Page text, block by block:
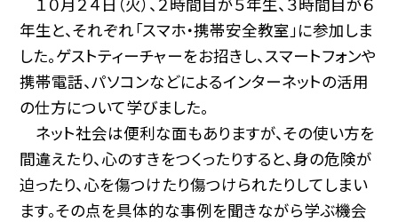
年生と、それぞれ「スマホ・携帯安全教室」に参加しま
した。ゲストティーチャーをお招きし、スマートフォンや
携帯電話、パソコンなどによるインターネットの活用
の仕方について学びました。
ネット社会は便利な面もありますが、その使い方を
間違えたり、心のすきをつくったりすると、身の危険が
迫ったり、心を傷つけたり傷つけられたりしてしまい
ます。その点を具体的な事例を聞きながら学ぶ機会